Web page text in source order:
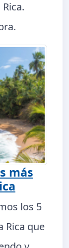
más
los 5
Rica que